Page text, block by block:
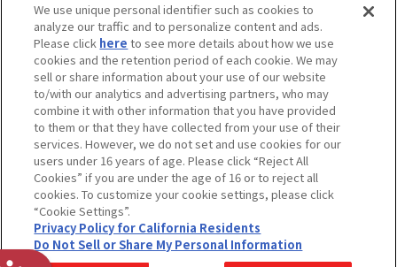
採用情報
サステナビリティ
お問い合わせ
ウェブサイトご利用条件 ソーシャルメディアポリシー
個人情報及び特定個人情報等の取り扱いに関する保護方針
Do Not Sell or Share My Personal Information著作権・商標について
カスタマーハラスメントに対する基本的な対応方針
We use unique personal identifier such as cookies to
analyze our traffic and to personalize content and ads.
Please click here to see more details about how we use
cookies and the retention period of each cookie. We may
sell or share information about your use of our website
to/with our analytics and advertising partners, who may
combine it with other information that you have provided
to them or that they have collected from your use of their
services. However, we do not set and use cookies for our
users under 16 years of age. Please click “Reject All
Cookies” if you are under the age of 16 or to reject all
cookies. To customize your cookie settings, please click
“Cookie Settings”.
Privacy Policy for California Residents
Do Not Sell or Share My Personal Information